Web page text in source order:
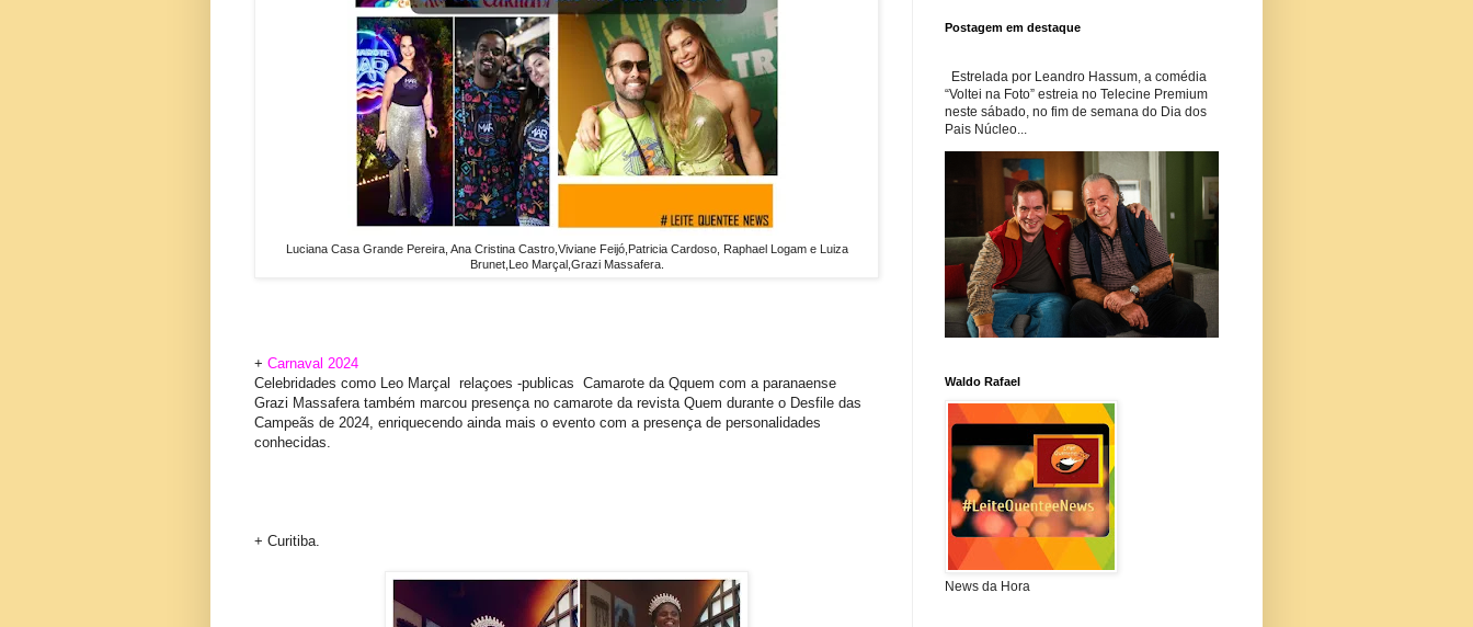
Luciana Casa Grande Pereira, Ana Cristina Castro,Viviane Feijó, Patricia Cardoso, Raphael Logam e Luiza
Brunet,Leo Marçal, Grazi Massafera.
+ Carnaval 2024
Celebridades como Leo Marçal relaçoes -publicas Camarote da Qquem com a paranaense
Grazi Massafera também marcou presença no camarote da revista Quem durante o Desfile das
Campeãs de 2024, enriquecendo ainda mais o evento com a presença de personalidades
conhecidas.
+ Curitiba.
Postagem em destaque
Estrelada por Leandro Hassum, a comédia
“Voltei na Foto” estreia no Telecine Premium
neste sábado, no fim de semana do Dia dos
Pais Núcleo...
Waldo Rafael
News da Hora